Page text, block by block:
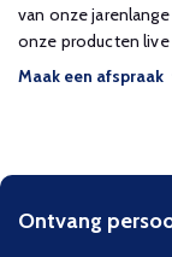
van onze
onze producten live
Maak een afspraak
Ontvang